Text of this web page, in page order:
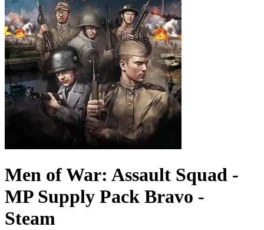
Men of War: Assault Squad -
MP Supply Pack Bravo -
Steam